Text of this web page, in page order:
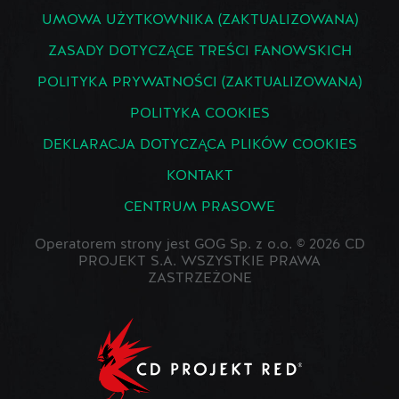
UMOWA UŻYTKOWNIKA (ZAKTUALIZOWANA)
ZASADY DOTYCZĄCE TREŚCI FANOWSKICH
POLITYKA PRYWATNOŚCI (ZAKTUALIZOWANA)
POLITYKA COOKIES
DEKLARACJA DOTYCZĄCA PLIKÓW COOKIES
KONTAKT
CENTRUM PRASOWE
Operatorem strony jest GOG Sp. z o.o. © 2026 CD
PROJEKT S.A. WSZYSTKIE PRAWA
ZASTRZEŻONE